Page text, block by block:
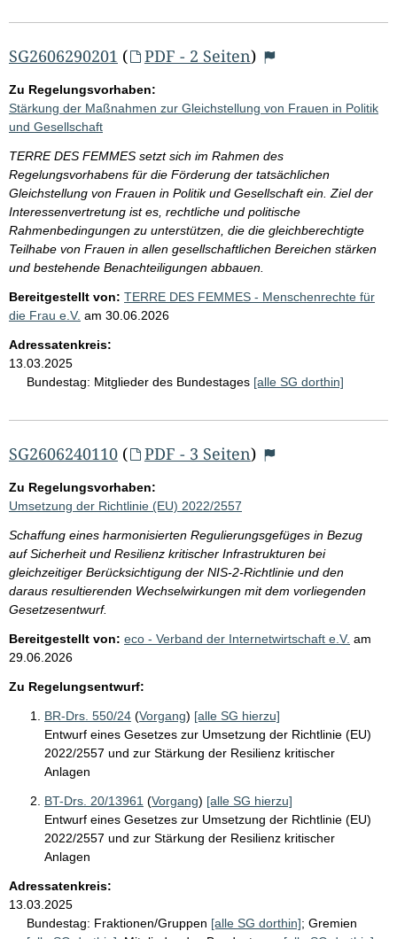
SG2606290201 ( PDF - 2 Seiten)
Zu Regelungsvorhaben:
Stärkung der Maßnahmen zur Gleichstellung von Frauen in Politik
und Gesellschaft
TERRE DES FEMMES setzt sich im Rahmen des
Regelungsvorhabens für die Förderung der tatsächlichen
Gleichstellung von Frauen in Politik und Gesellschaft ein. Ziel der
Interessenvertretung ist es, rechtliche und politische
Rahmenbedingungen zu unterstützen, die die gleichberechtigte
Teilhabe von Frauen in allen gesellschaftlichen Bereichen stärken
und bestehende Benachteiligungen abbauen.
Bereitgestellt von: TERRE DES FEMMES - Menschenrechte für
die Frau e.V. am 30.06.2026
Adressatenkreis:
13.03.2025
Bundestag: Mitglieder des Bundestages [alle SG dorthin]
SG2606240110 ( PDF - 3 Seiten)
Zu Regelungsvorhaben:
Umsetzung der Richtlinie (EU) 2022/2557
Schaffung eines harmonisierten Regulierungsgefüges in Bezug
auf Sicherheit und Resilienz kritischer Infrastrukturen bei
gleichzeitiger Berücksichtigung der NIS-2-Richtlinie und den
daraus resultierenden Wechselwirkungen mit dem vorliegenden
Gesetzesentwurf.
Bereitgestellt von: eco - Verband der Internetwirtschaft e.V. am
29.06.2026
Zu Regelungsentwurf:
BR-Drs. 550/24 (Vorgang) [alle SG hierzu]
Entwurf eines Gesetzes zur Umsetzung der Richtlinie (EU)
2022/2557 und zur Stärkung der Resilienz kritischer
Anlagen
BT-Drs. 20/13961 (Vorgang) [alle SG hierzu]
Entwurf eines Gesetzes zur Umsetzung der Richtlinie (EU)
2022/2557 und zur Stärkung der Resilienz kritischer
Anlagen
Adressatenkreis:
13.03.2025
Bundestag: Fraktionen/Gruppen [alle SG dorthin]; Gremien